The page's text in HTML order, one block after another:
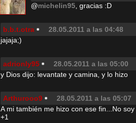
@michelin95 , gracias :D
b.b.t.otra
28.05.2011 a las 04:48
jajaja;)
adrionly95
28.05.2011 a las 05:00
y Dios dijo: levantate y camina, y lo hizo
Arthurooo9
28.05.2011 a las 05:07
A mi también me hizo con ese fin...No
+1